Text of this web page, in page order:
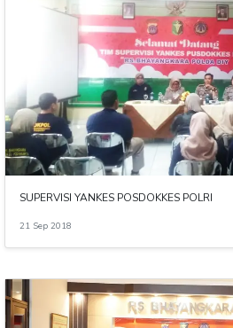
SUPERVISI YANKES POSDOKKES POLRI
21 Sep 2018